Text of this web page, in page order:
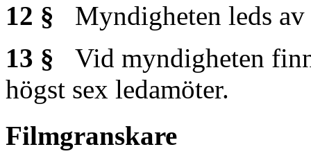
12 § Myndigheten leds av
13 § Vid myndigheten
högst sex ledamöter.
Filmgranskare